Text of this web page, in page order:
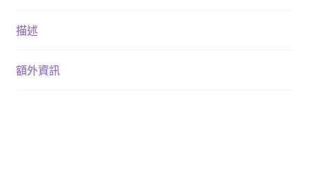
描述
額外資訊